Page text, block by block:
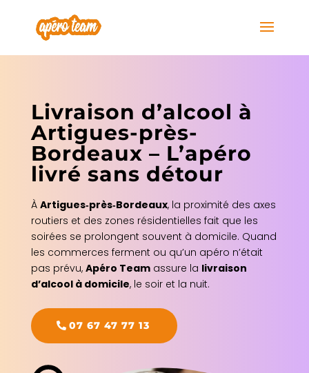
Livraison d’alcool à
Artigues-près-
Bordeaux – L’apéro
livré sans détour
À Artigues‑près‑Bordeaux, la proximité des axes
routiers et des zones résidentielles fait que les
soirées se prolongent souvent à domicile. Quand
les commerces ferment ou qu’un apéro n’était
pas prévu, Apéro Teamassure la livraison
d’alcool à domicile, le soir et la nuit.
07 67 47 77 13